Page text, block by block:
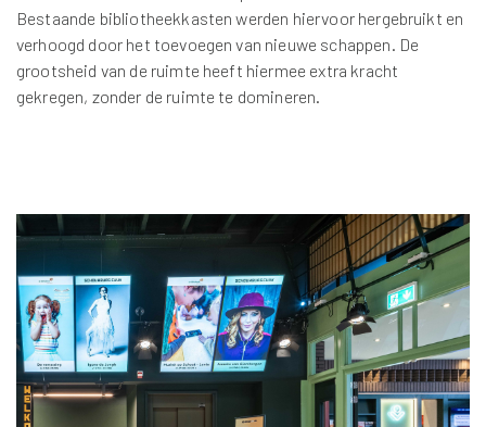
Bestaande bibliotheekkasten werden hiervoor hergebruikt en
verhoogd door het toevoegen van nieuwe schappen. De
grootsheid van de ruimte heeft hiermee extra kracht
gekregen, zonder de ruimte te domineren.